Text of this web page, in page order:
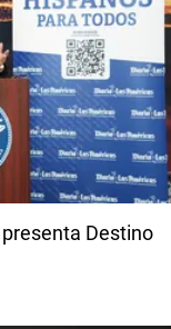
Destino